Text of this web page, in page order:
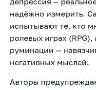
надёжно измерить.
испытывают те, кто
ролевых играх
руминации —
негативных мыслей.
Авторы